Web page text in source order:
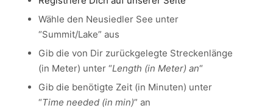
Wähle den Neusiedler See unter
“Summit/Lake” aus
Gib die von Dir zurückgelegte Streckenlänge
(in Meter) unter “Length (in Meter) an“
Gib die benötigte Zeit (in Minuten) unter
“Time needed (in min)” an